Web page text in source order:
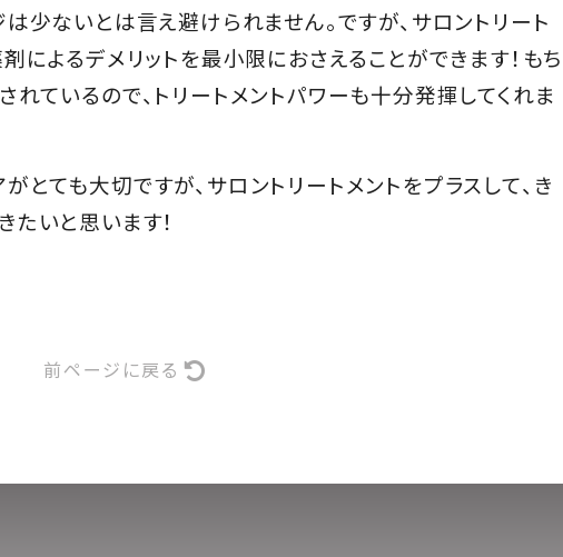
少ないとは言え避けられません。ですが、サロントリート
によるデメリットを最小限におさえることができます！もち
ているので、トリートメントパワーも十分発揮してくれま
ても大切ですが、サロントリートメントをプラスして、き
いと思います！
前ページに戻る